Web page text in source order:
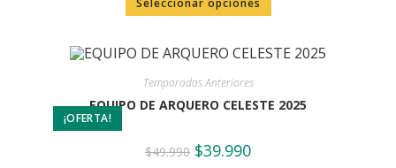
¡OFERTA!
Temporadas Anteriores
EQUIPO DE ARQUERO CELESTE 2025
$49.990 $39.990